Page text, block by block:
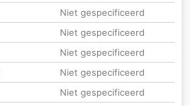
Niet gespecificeerd
Niet gespecificeerd
Niet gespecificeerd
Niet gespecificeerd
Niet gespecificeerd